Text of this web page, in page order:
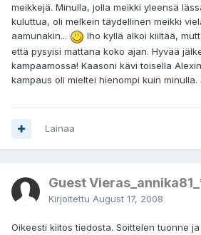
meikkejä. Minulla, jolla meikki yleensä
kuluttua, oli melkein täydellinen meikki
aamunakin...
Iho kyllä alkoi kiiltää,
että pysyisi mattana koko ajan. Hyvää
kampaamossa! Kaasoni kävi toisella
kampaus oli mieltei hienompi kuin minulla.
Lainaa
Guest
Kirjoitettu August 17, 2008
Oikeesti kiitos tiedosta. Soittelen tuonne